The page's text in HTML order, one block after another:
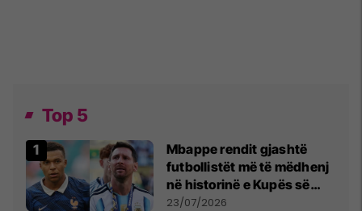
Top 5
Mbappe rendit gjashtë
futbollistët më të mëdhenj
në historinë e Kupës së
Botës, Messi mbetet i dyti
23/07/2026